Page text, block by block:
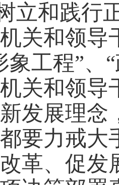
立和践行
关和领导
象工程”、
关和领导
发展理念
要力戒大
革、促发